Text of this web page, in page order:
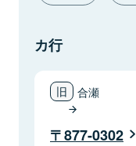
カ行
合瀬
877-0302